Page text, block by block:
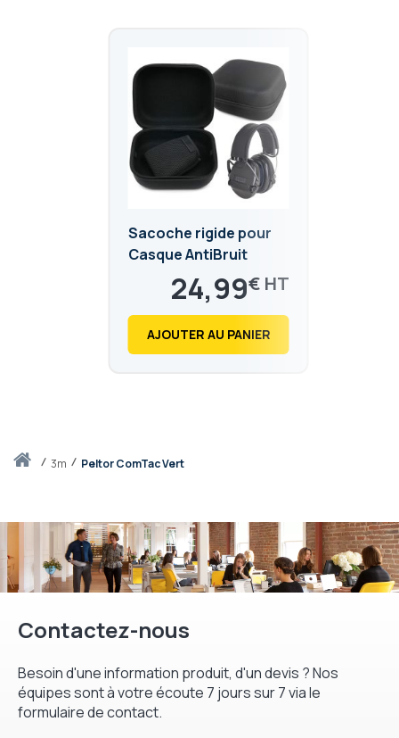
Accueil
3m Peltor ComTac Vert
Sacoche rigide pour
Casque AntiBruit
24,99€
AJOUTER AU PANIER
Contactez-nous
Besoin d'une information produit, d'un devis ? Nos
équipes sont à votre écoute 7 jours sur 7 via le
formulaire de contact.